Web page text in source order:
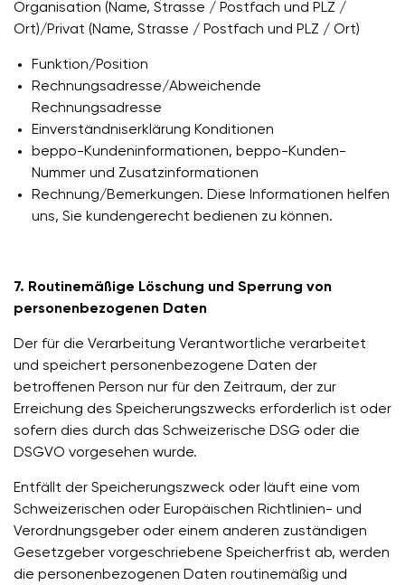
Organisation (Name, Strasse / Postfach und PLZ /
Ort)/Privat (Name, Strasse / Postfach und PLZ / Ort)
Funktion/Position
Rechnungsadresse/Abweichende
Rechnungsadresse
Einverständniserklärung Konditionen
beppo-Kundeninformationen, beppo-Kunden-
Nummer und Zusatzinformationen
Rechnung/Bemerkungen. Diese Informationen helfen
uns, Sie kundengerecht bedienen zu können.
7. Routinemäßige Löschung und Sperrung von
personenbezogenen Daten
Der für die Verarbeitung Verantwortliche verarbeitet
und speichert personenbezogene Daten der
betroffenen Person nur für den Zeitraum, der zur
Erreichung des Speicherungszwecks erforderlich ist oder
sofern dies durch das Schweizerische DSG oder die
DSGVO vorgesehen wurde.
Entfällt der Speicherungszweck oder läuft eine vom
Schweizerischen oder Europäischen Richtlinien- und
Verordnungsgeber oder einem anderen zuständigen
Gesetzgeber vorgeschriebene Speicherfrist ab, werden
die personenbezogenen Daten routinemäßig und